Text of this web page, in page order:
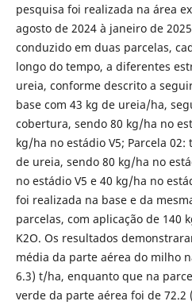
pesquisa foi realizada na área
agosto de 2024 à janeiro de
conduzido em duas parcelas,
longo do tempo, a diferentes
ureia, conforme descrito a
base com 43 kg de ureia/ha,
cobertura, sendo 80 kg/ha no
kg/ha no estádio V5; Parcela
de ureia, sendo 80 kg/ha no
no estádio V5 e 40 kg/ha no
foi realizada na base e da
parcelas, com aplicação de 140
K2O. Os resultados
média da parte aérea do milho
6.3) t/ha, enquanto que na
verde da parte aérea foi de 72.2